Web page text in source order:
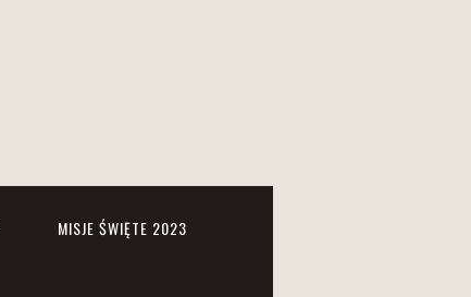
MISJE ŚWIĘTE 2023